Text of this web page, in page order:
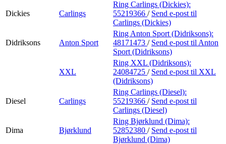
Dickies Carlings
Ring Carlings (Dickies):
55219366 / Send e-post til
Carlings (Dickies)
Didriksons Anton Sport
Ring Anton Sport (Didriksons):
48171473 / Send e-post til Anton
Sport (Didriksons)
XXL
Ring XXL (Didriksons):
24084725 / Send e-post til XXL
(Didriksons)
Diesel Carlings
Ring Carlings (Diesel):
55219366 / Send e-post til
Carlings (Diesel)
Dima Bjørklund
Ring Bjørklund (Dima):
52852380 / Send e-post til
Bjørklund (Dima)